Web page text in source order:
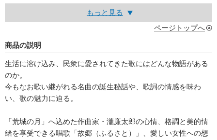
もっと見る
ページトップへ
商品の説明
生活に溶け込み、民衆に愛されてきた歌にはどんな物語がある
のか。
今もなお歌い継がれる名曲の誕生秘話や、歌詞の情感を味わ
い、歌の魅力に迫る。
「荒城の月」へ込めた作曲家・瀧廉太郎の心情、格調と美的情
緒を享受できる唱歌「故郷（ふるさと）」、愛しい女性への想